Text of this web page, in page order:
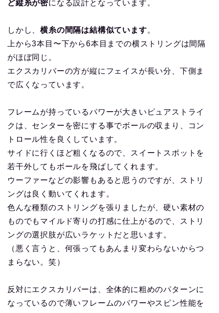
ど縦糸が密になる設計となっています。
しかし、横糸の間隔は結構似ています。
上から3本目〜下から6本目までの横ストリングは間隔
がほぼ同じ。
エクスカリバーの方が縦にフェイスが長い分、下側ま
で広くなっています。
フレームが持っているパワーが大きいピュアストライ
クは、センターを密にする事でボールの収まり、コン
トロール性を良くしています。
サイドに行くほど粗くなるので、スイートスポットを
若干外してもボールを飛ばしてくれます。
ウーファーなどの影響もあると思うのですが、ストリ
ングは良く動いてくれます。
色んな種類のストリングを張りましたが、硬い素材の
ものでもマイルド寄りの打感に仕上がるので、ストリ
ングの選択肢が広いラケットだと思います。
（悪く言うと、何張ってもあんまり変わらないからつ
まらない。笑）
反対にエクスカリバーは、全体的に粗めのパターンに
なっているので薄いフレームのパワーやスピン性能を